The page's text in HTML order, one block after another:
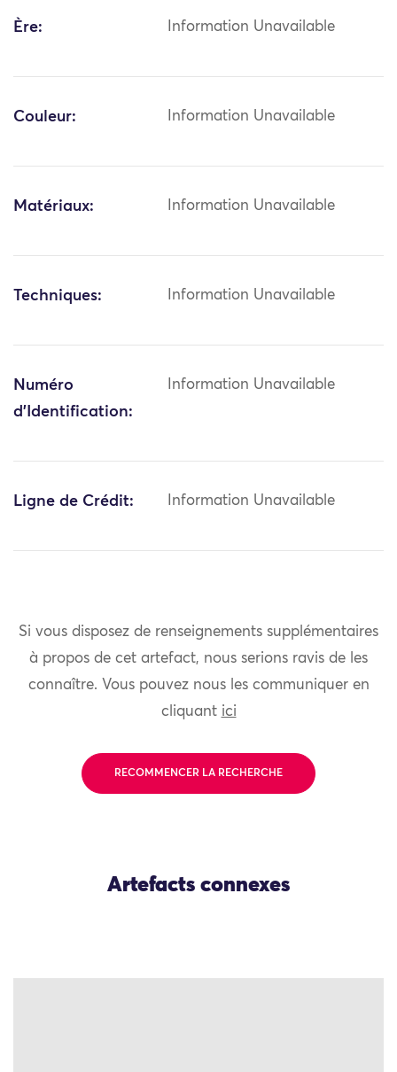
Ère: Information Unavailable
Couleur: Information Unavailable
Matériaux: Information Unavailable
Techniques: Information Unavailable
Numéro
d'Identification:
Information Unavailable
Ligne de Crédit: Information Unavailable
Si vous disposez de renseignements supplémentaires
à propos de cet artefact, nous serions ravis de les
connaître. Vous pouvez nous les communiquer en
cliquant ici
RECOMMENCER LA RECHERCHE
Artefacts connexes